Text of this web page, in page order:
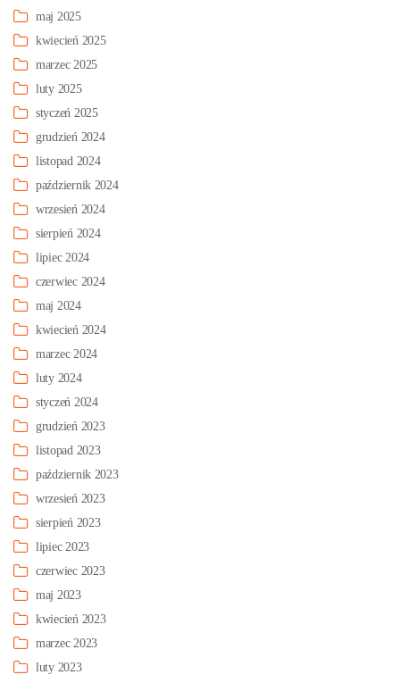
maj 2025
kwiecień 2025
marzec 2025
luty 2025
styczeń 2025
grudzień 2024
listopad 2024
październik 2024
wrzesień 2024
sierpień 2024
lipiec 2024
czerwiec 2024
maj 2024
kwiecień 2024
marzec 2024
luty 2024
styczeń 2024
grudzień 2023
listopad 2023
październik 2023
wrzesień 2023
sierpień 2023
lipiec 2023
czerwiec 2023
maj 2023
kwiecień 2023
marzec 2023
luty 2023